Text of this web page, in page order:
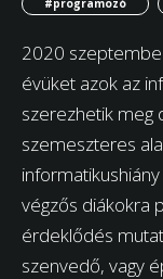
2020
évüket azok az
szerezhetik meg
szemeszteres
végzős diákokra
érdeklődés
szenvedő, vagy